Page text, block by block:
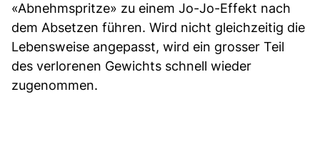
«Abnehmspritze» zu einem Jo-Jo-Effekt nach
dem Absetzen führen. Wird nicht gleichzeitig die
Lebensweise angepasst, wird ein grosser Teil
des verlorenen Gewichts schnell wieder
zugenommen.